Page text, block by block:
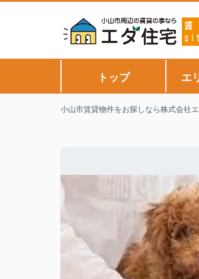
トップ エ
小山市賃貸物件をお探しなら株式会社